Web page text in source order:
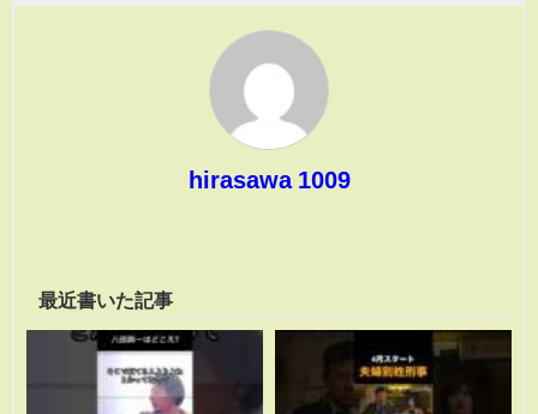
hirasawa 1009
最近書いた記事